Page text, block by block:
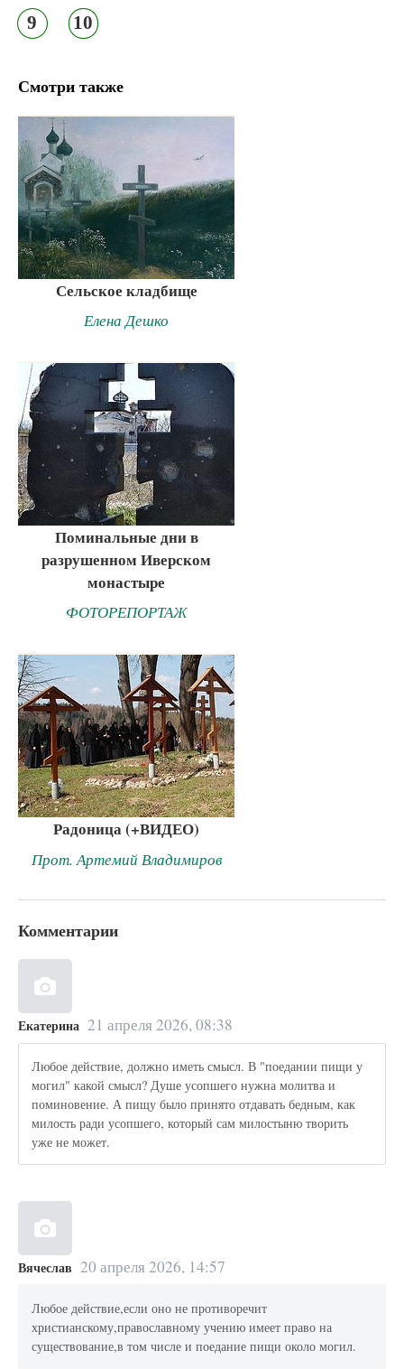
9 10
Смотри также
Сельское кладбище
Елена Дешко
Поминальные дни в
разрушенном Иверском
монастыре
ФОТОРЕПОРТАЖ
Радоница (+ВИДЕО)
Прот. Артемий Владимиров
Комментарии
Екатерина 21 апреля 2026, 08:38
Любое действие, должно иметь смысл. В "поедании пищи у
могил" какой смысл? Душе усопшего нужна молитва и
поминовение. А пищу было принято отдавать бедным, как
милость ради усопшего, который сам милостыню творить
уже не может.
Вячеслав 20 апреля 2026, 14:57
Любое действие,если оно не противоречит
христианскому,православному учению имеет право на
существование,в том числе и поедание пищи около могил.